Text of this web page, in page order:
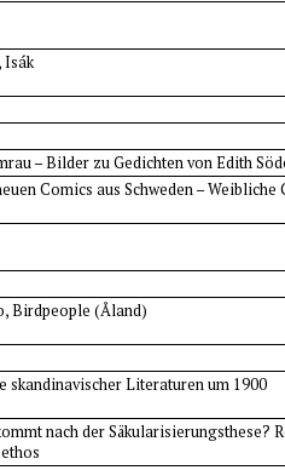
Isák
– Bilder zu Gedichten von Edith
Comics aus Schweden –
Birdpeople (Åland)
skandinavischer Literaturen um 1900
nach der Säkularisierungsthese?